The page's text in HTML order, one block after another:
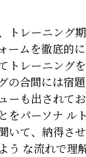
トレーニング
ームを徹底的
トレーニング
の合間には宿
ーも出されて
をパーソナ ル
いて、納得さ
う な流れで理